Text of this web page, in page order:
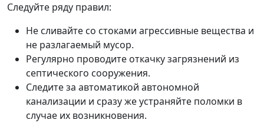
Следуйте ряду правил:
Не сливайте со стоками агрессивные вещества и
не разлагаемый мусор.
Регулярно проводите откачку загрязнений из
септического сооружения.
Следите за автоматикой автономной
канализации и сразу же устраняйте поломки в
случае их возникновения.